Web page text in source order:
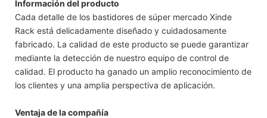
Información del producto
Cada detalle de los bastidores de súper mercado Xinde
Rack está delicadamente diseñado y cuidadosamente
fabricado. La calidad de este producto se puede garantizar
mediante la detección de nuestro equipo de control de
calidad. El producto ha ganado un amplio reconocimiento de
los clientes y una amplia perspectiva de aplicación.
Ventaja de la compañía